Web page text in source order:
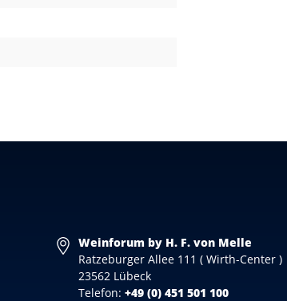
Weinforum by H. F. von Melle
Ratzeburger Allee 111 ( Wirth-Center )
23562 Lübeck
Telefon: +49 (0) 451 501 100